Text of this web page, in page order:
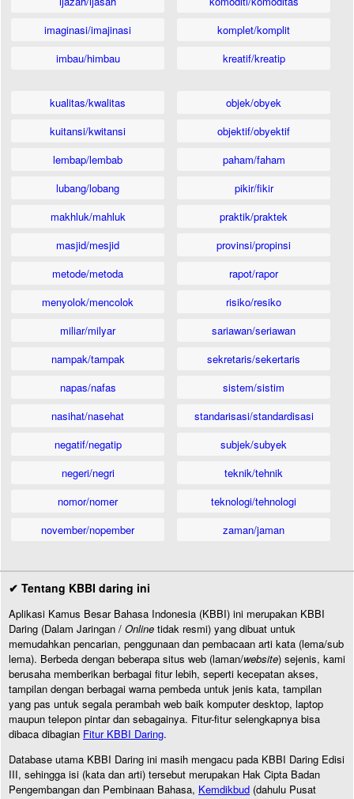
imaginasi/imajinasi
imbau/himbau
komplet/komplit
kreatif/kreatip
kualitas/kwalitas
kuitansi/kwitansi
lembap/lembab
lubang/lobang
makhluk/mahluk
masjid/mesjid
metode/metoda
menyolok/mencolok
miliar/milyar
nampak/tampak
napas/nafas
nasihat/nasehat
negatif/negatip
negeri/negri
nomor/nomer
november/nopember
objek/obyek
objektif/obyektif
paham/faham
pikir/fikir
praktik/praktek
provinsi/propinsi
rapot/rapor
risiko/resiko
sariawan/seriawan
sekretaris/sekertaris
sistem/sistim
standarisasi/standardisasi
subjek/subyek
teknik/tehnik
teknologi/tehnologi
zaman/jaman
✔ Tentang KBBI daring ini
Aplikasi Kamus Besar Bahasa Indonesia (KBBI) ini merupakan KBBI
Daring (Dalam Jaringan / Online tidak resmi) yang dibuat untuk
memudahkan pencarian, penggunaan dan pembacaan arti kata (lema/sub
lema). Berbeda dengan beberapa situs web (laman/website) sejenis, kami
berusaha memberikan berbagai fitur lebih, seperti kecepatan akses,
tampilan dengan berbagai warna pembeda untuk jenis kata, tampilan
yang pas untuk segala perambah web baik komputer desktop, laptop
maupun telepon pintar dan sebagainya. Fitur-fitur selengkapnya bisa
dibaca dibagian Fitur KBBI Daring.
Database utama KBBI Daring ini masih mengacu pada KBBI Daring Edisi
III, sehingga isi (kata dan arti) tersebut merupakan Hak Cipta Badan
Pengembangan dan Pembinaan Bahasa, Kemdikbud (dahulu Pusat